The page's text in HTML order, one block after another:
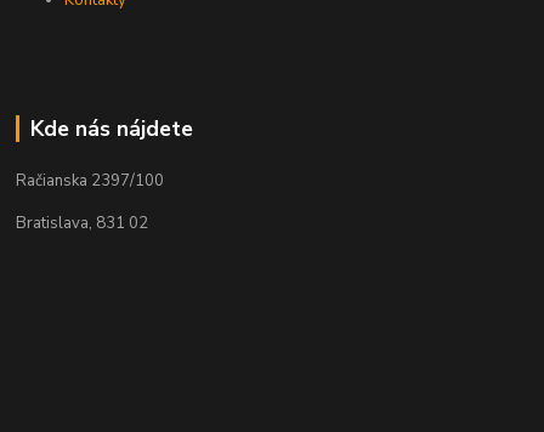
Kde nás nájdete
Račianska 2397/100
Bratislava, 831 02